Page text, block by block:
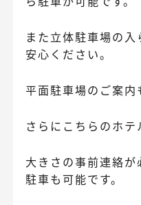
また立体駐車場の
安心ください。
平面駐車場のご案内
さらにこちらのホテ
大きさの事前連絡
駐車も可能です。